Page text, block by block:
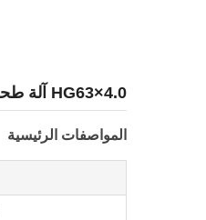
HG63×4.0 آلة طحن الأنابيب الملحومة عالية التردد
المواصفات الرئيسية